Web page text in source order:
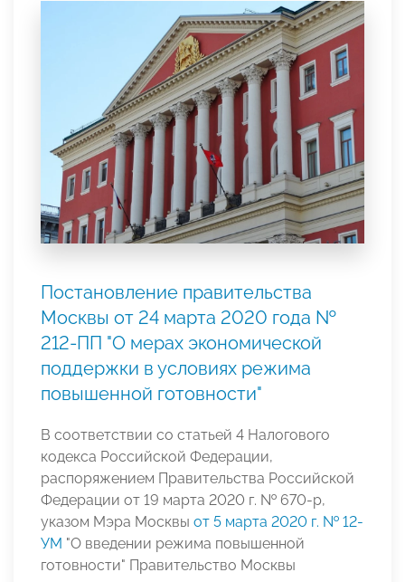
Постановление правительства
Москвы от 24 марта 2020 года №
212-ПП "О мерах экономической
поддержки в условиях режима
повышенной готовности"
В соответствии со статьей 4 Налогового
кодекса Российской Федерации,
распоряжением Правительства Российской
Федерации от 19 марта 2020 г. № 670-р,
указом Мэра Москвы от 5 марта 2020 г. № 12-
УМ "О введении режима повышенной
готовности" Правительство Москвы